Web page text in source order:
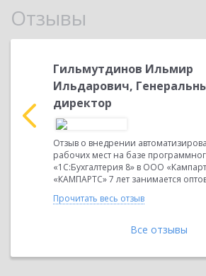
Отзывы
Гильмутдинов Ильмир
Ильдарович,
директор
Отзыв о внедрении
рабочих мест на базе
«1С:Бухгалтерия 8» в ООО
«КАМПАРТС» 7 лет занимается
Прочитать весь отзыв
Все отзывы